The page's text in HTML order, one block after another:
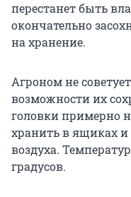
перестанет быть
окончательно
на хранение.
Агроном не
возможности их
головки примерно
хранить в ящиках и
воздуха.
градусов.